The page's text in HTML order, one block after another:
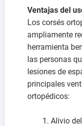
Ventajas del
Los corsés
ampliamente
herramienta
las personas
lesiones de
principales
ortopédicos:
Alivio